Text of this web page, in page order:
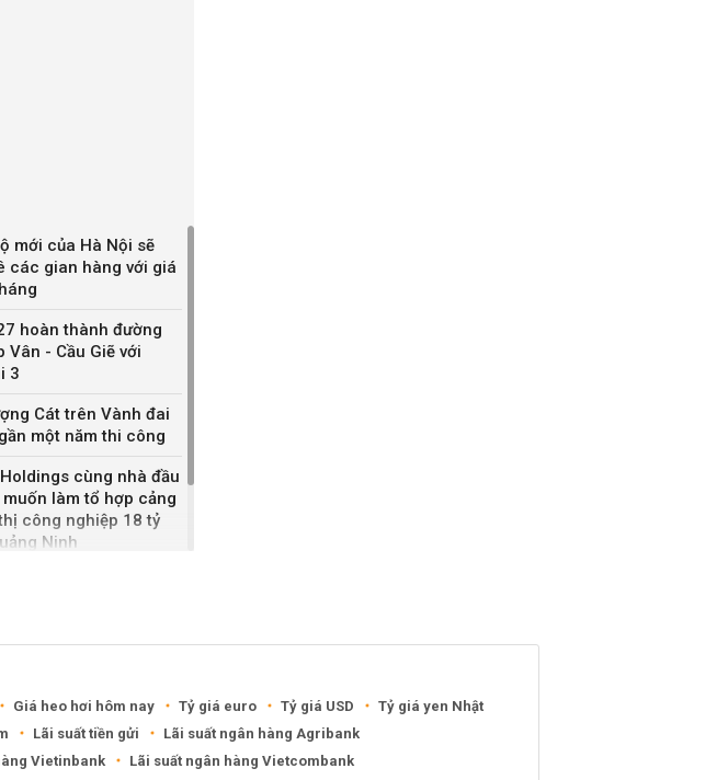
mới của Hà Nội sẽ
các gian hàng với giá
hoàn thành đường
Vân - Cầu Giẽ với
3
Cát trên Vành đai
một năm thi công
cùng nhà đầu
làm tổ hợp cảng
công nghiệp 18 tỷ
Ninh
Giá heo hơi hôm nay Tỷ giá euro Tỷ giá USD
Tỷ giá yen Nhật
Lãi suất tiền gửi
Lãi suất ngân hàng Agribank
Vietinbank Lãi suất ngân hàng Vietcombank